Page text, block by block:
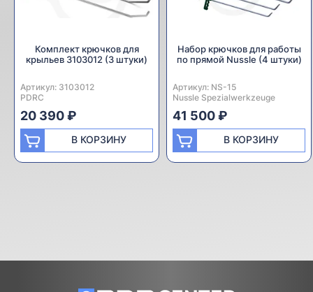
Комплект крючков для
крыльев 3103012 (3 штуки)
Артикул: 3103012
Производитель:
PDRC
20 390 ₽
В КОРЗИНУ
Набор крючков для работы
по прямой Nussle (4 штуки)
Артикул: NS-15
Производитель:
Nussle Spezialwerkzeuge
41 500 ₽
В КОРЗИНУ